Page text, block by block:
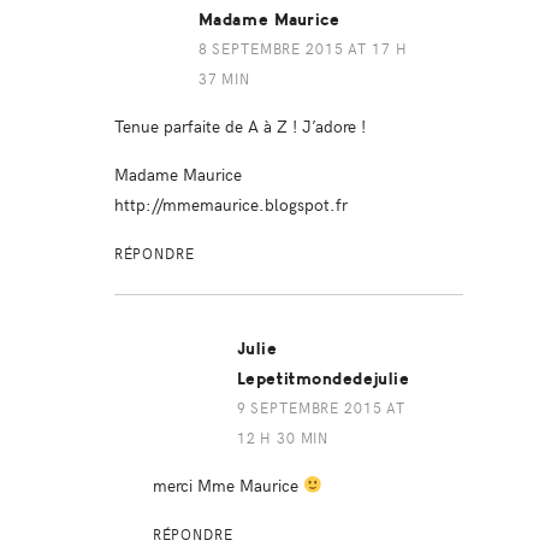
Madame Maurice
8 SEPTEMBRE 2015 AT 17 H
37 MIN
Tenue parfaite de A à Z ! J’adore !
Madame Maurice
http://mmemaurice.blogspot.fr
RÉPONDRE
Julie
Lepetitmondedejulie
9 SEPTEMBRE 2015 AT
12 H 30 MIN
merci Mme Maurice
RÉPONDRE